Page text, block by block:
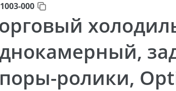
000
ролики,